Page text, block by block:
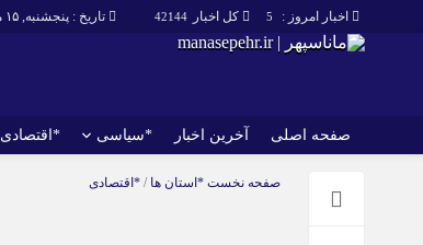
کل اخبار 42144 اخبار امروز : 5 تاریخ : پنجشنبه, ۱۵ مرداد , ۱۴۰۵
صفحه اصلی آخرین اخبار *سیاسی *اقتصادی
صفحه نخست *استان ها / *اقتصادی